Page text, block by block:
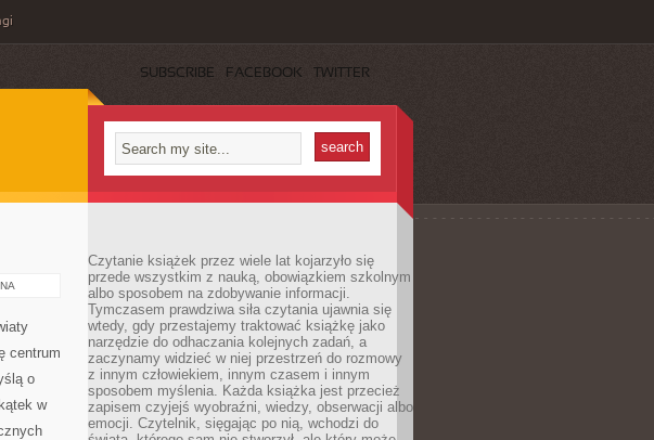
SUBSCRIBE FACEBOOK TWITTER
centrum
o
w
Czytanie książek przez wiele lat kojarzyło się
przede wszystkim z nauką, obowiązkiem szkolnym
albo sposobem na zdobywanie informacji.
Tymczasem prawdziwa siła czytania ujawnia się
wtedy, gdy przestajemy traktować książkę jako
narzędzie do odhaczania kolejnych zadań, a
zaczynamy widzieć w niej przestrzeń do rozmowy
z innym człowiekiem, innym czasem i innym
sposobem myślenia. Każda książka jest przecież
zapisem czyjejś wyobraźni, wiedzy, obserwacji albo
emocji. Czytelnik, sięgając po nią, wchodzi do